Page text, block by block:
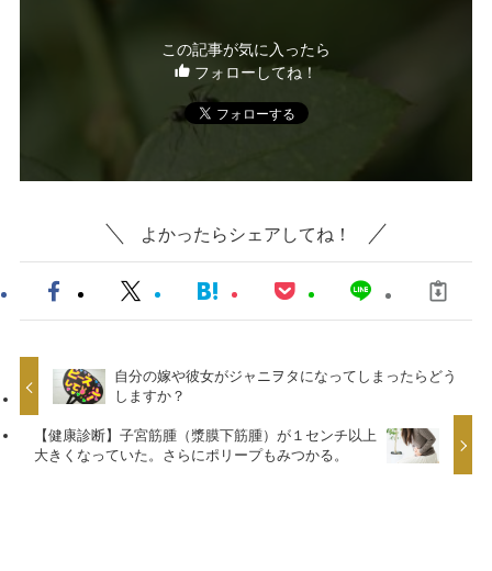
この記事が気に入ったら
フォローしてね！
よかったらシェアしてね！
自分の嫁や彼女がジャニヲタになってしまったらどう
しますか？
【健康診断】子宮筋腫（漿膜下筋腫）が１センチ以上
大きくなっていた。さらにポリープもみつかる。